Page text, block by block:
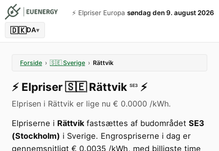
⚡️ Elpriser Europa søndag den 9. august 2026
🇩🇰DA▾
Forside › 🇸🇪 Sverige › Rättvik
⚡️ Elpriser🇸🇪 Rättvik SE3 ⚡️
Elprisen i Rättvik er lige nu € 0.0000 /kWh.
Elpriserne i Rättvikfastsættes af budområdet SE3
(Stockholm) i Sverige. Engrospriserne i dag er
gennemsnitligt € 0.0035 /kWh, med billigste time